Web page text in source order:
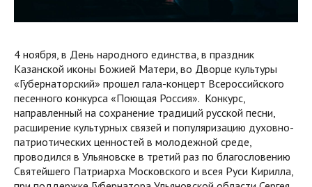
4 ноября, в День народного единства, в праздник
Казанской иконы Божией Матери, во Дворце культуры
«Губернаторский» прошел гала-концерт Всероссийского
песенного конкурса «Поющая Россия». Конкурс,
направленный на сохранение традиций русской песни,
расширение культурных связей и популяризацию духовно-
патриотических ценностей в молодежной среде,
проводился в Ульяновске в третий раз по благословению
Святейшего Патриарха Московского и всея Руси Кирилла,